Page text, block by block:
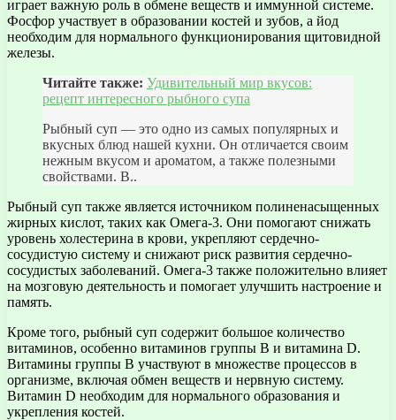
играет важную роль в обмене веществ и иммунной системе.
Фосфор участвует в образовании костей и зубов, а йод
необходим для нормального функционирования щитовидной
железы.
Читайте также: Удивительный мир вкусов:
рецепт интересного рыбного супа
Рыбный суп — это одно из самых популярных и
вкусных блюд нашей кухни. Он отличается своим
нежным вкусом и ароматом, а также полезными
свойствами. В..
Рыбный суп также является источником полиненасыщенных
жирных кислот, таких как Омега-3. Они помогают снижать
уровень холестерина в крови, укрепляют сердечно-
сосудистую систему и снижают риск развития сердечно-
сосудистых заболеваний. Омега-3 также положительно влияет
на мозговую деятельность и помогает улучшить настроение и
память.
Кроме того, рыбный суп содержит большое количество
витаминов, особенно витаминов группы В и витамина D.
Витамины группы В участвуют в множестве процессов в
организме, включая обмен веществ и нервную систему.
Витамин D необходим для нормального образования и
укрепления костей.